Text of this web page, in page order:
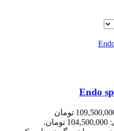
قیمت اصلی: 109,500,000 تومان